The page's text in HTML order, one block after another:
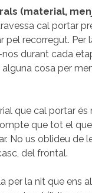
(material,
cal portar
pel recorregut. Per
durant cada
cosa per
que cal portar és
que tot el
No us oblideu de
del frontal.
per la nit que ens